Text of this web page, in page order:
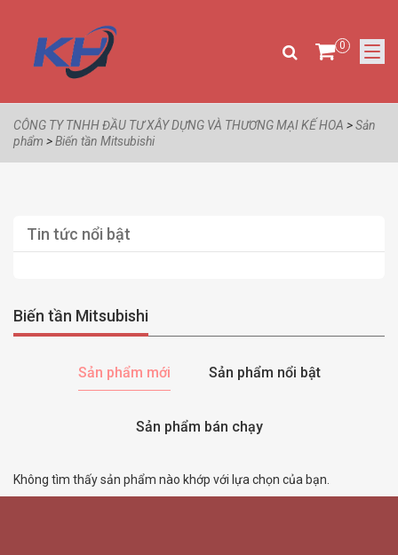
0
CÔNG TY TNHH ĐẦU TƯ XÂY DỰNG VÀ THƯƠNG MẠI KẾ HOA >Sản
phẩm >Biến tần Mitsubishi
Tin tức nổi bật
Biến tần Mitsubishi
Sản phẩm mới Sản phẩm nổi bật
Sản phẩm bán chạy
Không tìm thấy sản phẩm nào khớp với lựa chọn của bạn.